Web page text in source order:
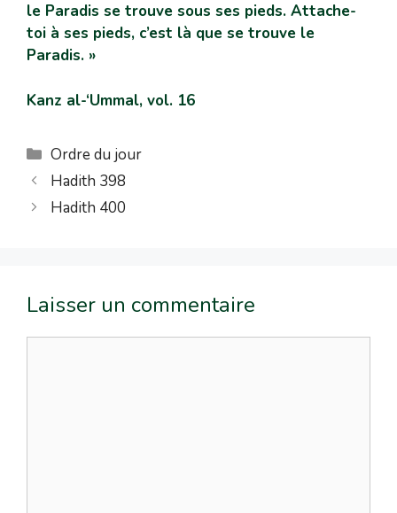
le Paradis se trouve sous ses pieds. Attache-
toi à ses pieds, c’est là que se trouve le
Paradis. »
Kanz al-‘Ummal, vol. 16
Ordre du jour
Hadith 398
Hadith 400
Laisser un commentaire